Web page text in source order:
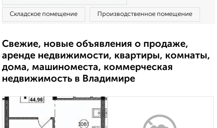
Складское помещение Производственное помещение
Свежие, новые объявления о продаже,
аренде недвижимости, квартиры, комнаты,
дома, машиноместа, коммерческая
недвижимость в Владимире